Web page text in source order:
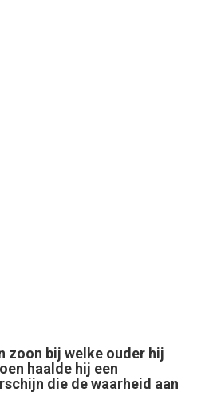
zoon bij welke ouder hij
haalde hij een
die de waarheid aan